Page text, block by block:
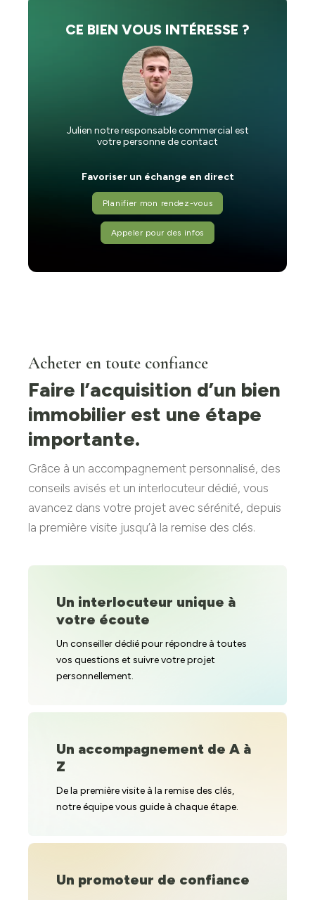
CE BIEN VOUS INTÉRESSE ?
Julien notre responsable commercial est
votre personne de contact
Favoriser un échange en direct
Planifier mon rendez-vous
Appeler pour des infos
Acheter en toute confiance
Faire l’acquisition d’un bien
immobilier est une étape
importante.
Grâce à un accompagnement personnalisé, des
conseils avisés et un interlocuteur dédié, vous
avancez dans votre projet avec sérénité, depuis
la première visite jusqu’à la remise des clés.
Un interlocuteur unique à
votre écoute
Un conseiller dédié pour répondre à toutes
vos questions et suivre votre projet
personnellement.
Un accompagnement de A à
Z
De la première visite à la remise des clés,
notre équipe vous guide à chaque étape.
Un promoteur de confiance